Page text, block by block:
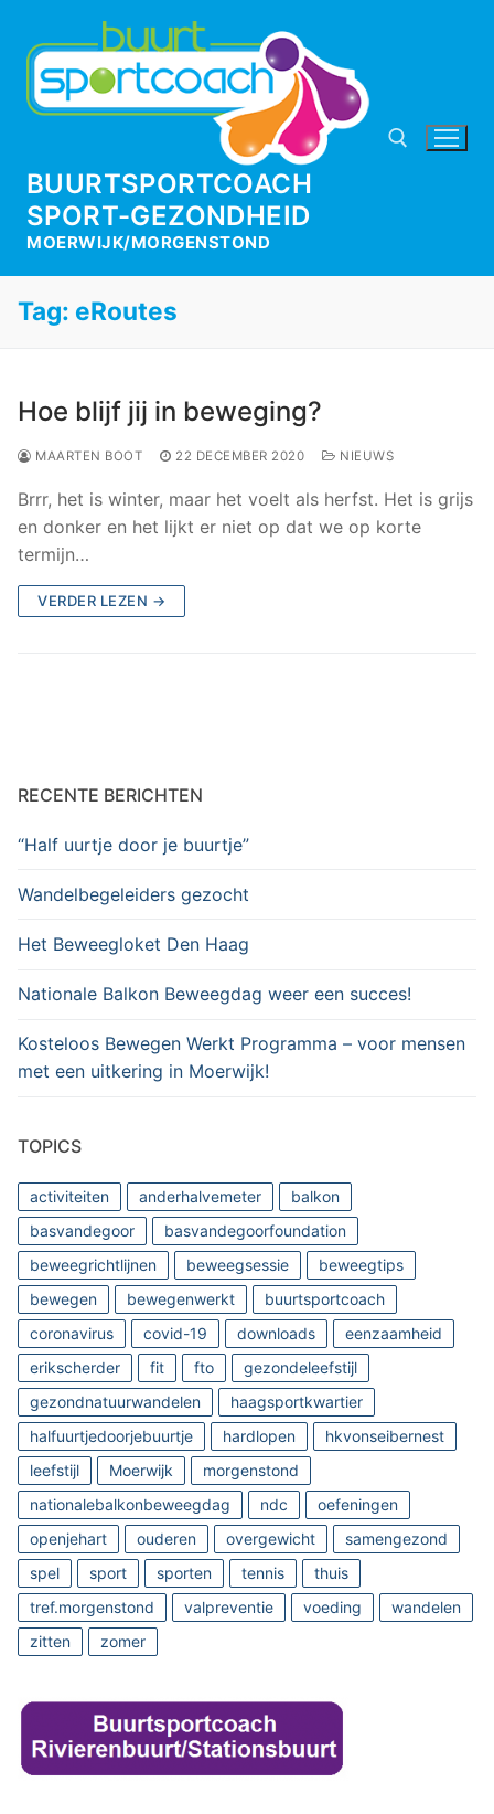
naar
inhoud
BUURTSPORTCOACH
SPORT-GEZONDHEID
MOERWIJK/MORGENSTOND
Zoeken naar:
Tag: eRoutes
Hoe blijf jij in beweging?
MAARTEN BOOT 22 DECEMBER 2020 NIEUWS
Brrr, het is winter, maar het voelt als herfst. Het is grijs
en donker en het lijkt er niet op dat we op korte
termijn…
VERDER LEZEN →
RECENTE BERICHTEN
“Half uurtje door je buurtje”
Wandelbegeleiders gezocht
Het Beweegloket Den Haag
Nationale Balkon Beweegdag weer een succes!
Kosteloos Bewegen Werkt Programma – voor mensen
met een uitkering in Moerwijk!
TOPICS
activiteiten anderhalvemeter
balkon
basvandegoor
basvandegoorfoundation
beweegrichtlijnen
beweegsessie
beweegtips
bewegen
bewegenwerkt
buurtsportcoach
coronavirus
covid-19 downloads
eenzaamheid
erikscherder
fit fto
gezondeleefstijl
gezondnatuurwandelen
haagsportkwartier
halfuurtjedoorjebuurtje
hardlopen
hkvonseibernest
leefstijl
Moerwijk
morgenstond
nationalebalkonbeweegdag
ndc
oefeningen
openjehart
ouderen overgewicht
samengezond
spel
sport sporten tennis
thuis
tref.morgenstond
valpreventie voeding
wandelen
zitten
zomer